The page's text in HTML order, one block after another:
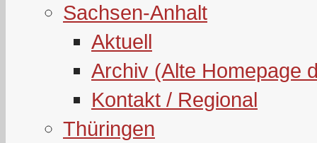
Sachsen-Anhalt
Aktuell
Archiv (Alte Homepage
Kontakt / Regional
Thüringen